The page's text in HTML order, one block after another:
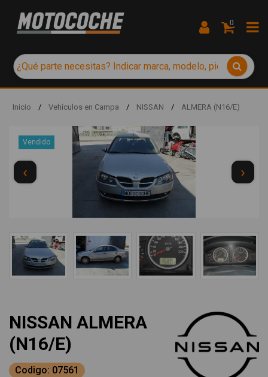
0
Inicio / Vehículos en Campa / NISSAN / ALMERA (N16/E)
Vendido
‹ ›
NISSAN ALMERA
(N16/E)
Codigo: 07561